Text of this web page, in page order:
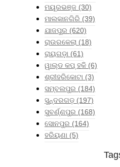
ମୟୂରଭଞ୍ଜ (30)
ମାଲକାନଗିରି (39)
ଯାଜପୁର (620)
ରାଉରକେଲା (18)
ରାୟଗଡ଼ା (61)
ୱାଲ୍ଡ କପ୍ ହକି (6)
ଶ୍ରୀହରିକୋଟା (3)
ସମ୍ବଲପୁର (184)
ସୁନ୍ଦରଗଡ଼ (197)
ସୁବର୍ଣ୍ଣପୁର (168)
ସୋନପୁର (164)
ହରିୟଣା (5)